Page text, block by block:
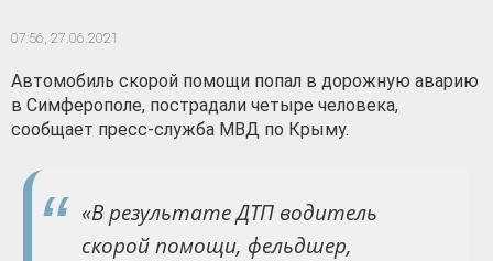
07:56, 27.06.2021
Автомобиль скорой помощи попал в дорожную аварию
в Симферополе, пострадали четыре человека,
сообщает пресс-служба МВД по Крыму.
«В результате ДТП водитель
скорой помощи, фельдшер,